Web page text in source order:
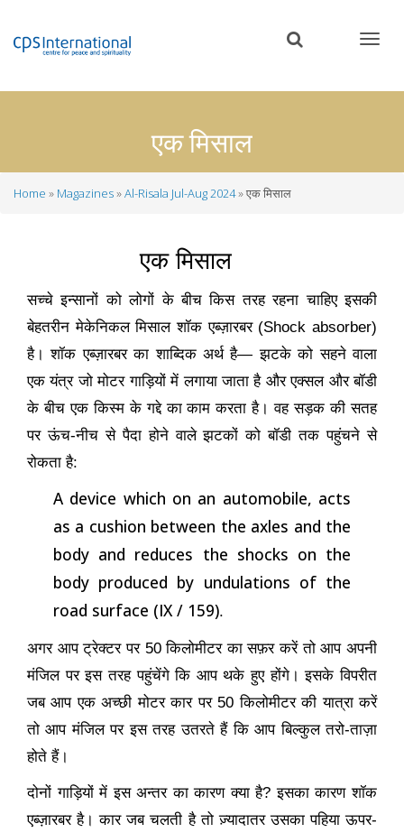
content
एक मिसाल
Home Magazines Al-Risala Jul-Aug 2024 एक मिसाल
एक मिसाल
सच्चे इन्सानों को लोगों के बीच किस तरह रहना चाहिए इसकी
बेहतरीन मेकेनिकल मिसाल शॉक एब्ज़ारबर (Shock absorber)
है। शॉक एब्ज़ारबर का शाब्दिक अर्थ है— झटके को सहने वाला
एक यंत्र जो मोटर गाड़ियों में लगाया जाता है और एक्सल और बॉडी
के बीच एक किस्म के गद्दे का काम करता है। वह सड़क की सतह
पर ऊंच-नीच से पैदा होने वाले झटकों को बॉडी तक पहुंचने से
रोकता है:
A device which on an automobile, acts
as a cushion between the axles and the
body and reduces the shocks on the
body produced by undulations of the
road surface (IX / 159).
अगर आप ट्रेक्टर पर 50किलोमीटर का सफ़र करें तो आप अपनी
मंजिल पर इस तरह पहुंचेंगे कि आप थके हुए होंगे। इसके विपरीत
जब आप एक अच्छी मोटर कार पर 50 किलोमीटर की यात्रा करें
तो आप मंजिल पर इस तरह उतरते हैं कि आप बिल्कुल तरो-ताज़ा
होते हैं।
दोनों गाड़ियों में इस अन्तर का कारण क्या है?इसका कारण शॉक
एब्ज़ारबर है। कार जब चलती है तो ज़्यादातर उसका पहिया ऊपर-